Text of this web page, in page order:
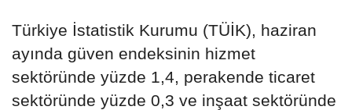
Türkiye İstatistik Kurumu (TÜİK), haziran
ayında güven endeksinin hizmet
sektöründe yüzde 1,4, perakende ticaret
sektöründe yüzde 0,3 ve inşaat sektöründe